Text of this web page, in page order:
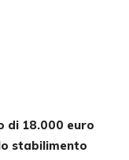
di 18.000 euro
stabilimento